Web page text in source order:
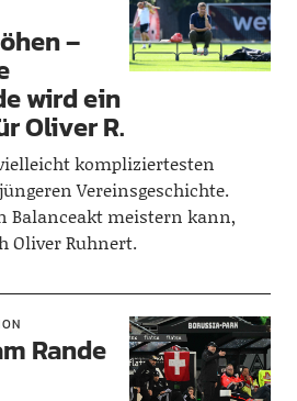
–
wird ein
Oliver R.
kompliziertesten
Vereinsgeschichte.
Balanceakt meistern kann,
Oliver Ruhnert.
Rande